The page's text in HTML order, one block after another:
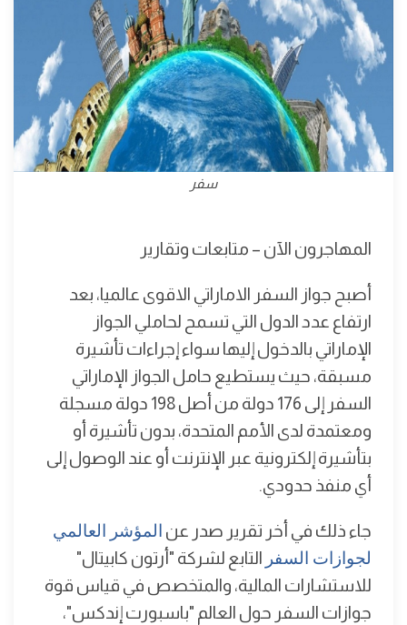
سفر
المهاجرون الآن – متابعات وتقارير
أصبح جواز السفر الاماراتي الاقوى عالميا، بعد
ارتفاع عدد الدول التي تسمح لحاملي الجواز
الإماراتي بالدخول إليها سواء إجراءات تأشيرة
مسبقة، حيث يستطيع حامل الجواز الإماراتي
السفر إلى 176 دولة من أصل 198 دولة مسجلة
ومعتمدة لدى الأمم المتحدة، بدون تأشيرة أو
بتأشيرة إلكترونية عبر الإنترنت أو عند الوصول إلى
أي منفذ حدودي.
جاء ذلك في أخر تقرير صدر عن المؤشر العالمي
لجوازات السفر
التابع لشركة "أرتون كابيتال"
للاستشارات المالية، والمتخصص في قياس قوة
جوازات السفر حول العالم "باسبورت إندكس"،